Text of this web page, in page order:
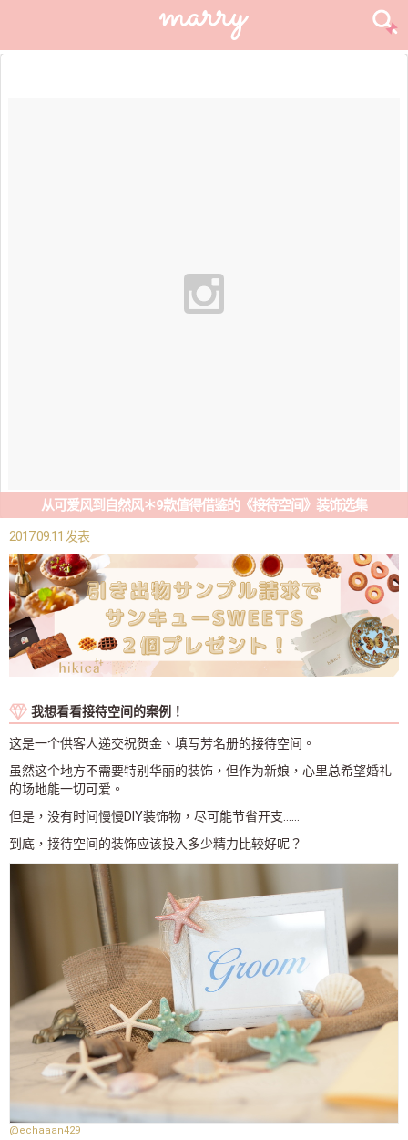
从可爱风到自然风＊9款值得借鉴的《接待空间》装饰选集
2017.09.11 发表
我想看看接待空间的案例！
这是一个供客人递交祝贺金、填写芳名册的接待空间。
虽然这个地方不需要特别华丽的装饰，但作为新娘，心里总希望婚礼
的场地能一切可爱。
但是，没有时间慢慢DIY装饰物，尽可能节省开支……
到底，接待空间的装饰应该投入多少精力比较好呢？
@echaaan429